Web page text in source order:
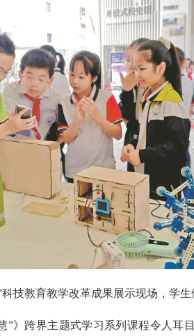
技教育教学改革成果展示现场，学
跨界主题式学习系列课程令人耳